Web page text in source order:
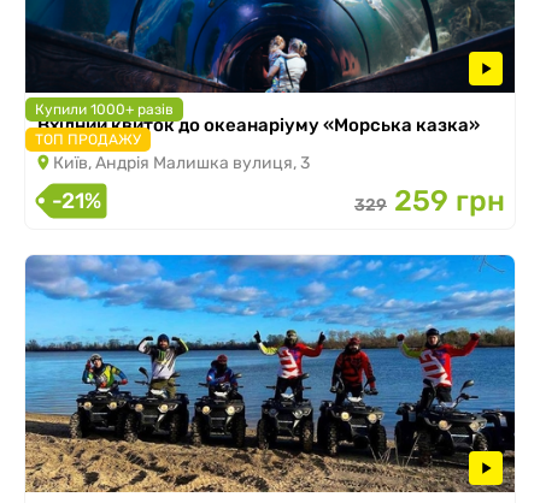
Купили 1000+ разів
ТОП ПРОДАЖУ
Вхідний квиток до океанаріуму «Морська казка»
Київ, Андрія Малишка вулиця, 3
-21% 329 259 грн